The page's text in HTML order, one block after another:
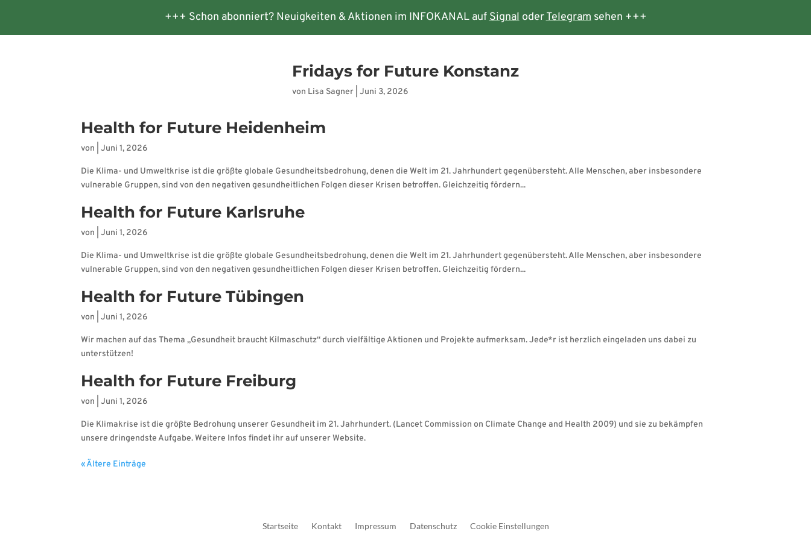
+++ Schon abonniert? Neuigkeiten & Aktionen im INFOKANAL aufSignaloderTelegramsehen +++
Fridays for Future Konstanz
von Lisa Sagner Juni 3, 2026
Health for Future Heidenheim
von |Juni 1, 2026
Die Klima- und Umweltkrise ist die größte globale Gesundheitsbedrohung, denen die Welt im 21. Jahrhundert gegenübersteht. Alle Menschen, aber insbesondere
vulnerable Gruppen, sind von den negativen gesundheitlichen Folgen dieser Krisen betroffen. Gleichzeitig fördern...
Health for Future Karlsruhe
von |Juni 1, 2026
Die Klima- und Umweltkrise ist die größte globale Gesundheitsbedrohung, denen die Welt im 21. Jahrhundert gegenübersteht. Alle Menschen, aber insbesondere
vulnerable Gruppen, sind von den negativen gesundheitlichen Folgen dieser Krisen betroffen. Gleichzeitig fördern...
Health for Future Tübingen
von |Juni 1, 2026
Wir machen auf das Thema „Gesundheit braucht Kilmaschutz“ durch vielfältige Aktionen und Projekte aufmerksam. Jede*r ist herzlich eingeladen uns dabei zu
unterstützen!
Health for Future Freiburg
von |Juni 1, 2026
Die Klimakrise ist die größte Bedrohung unserer Gesundheit im 21. Jahrhundert. (Lancet Commission on Climate Change and Health 2009) und sie zu bekämpfen
unsere dringendste Aufgabe. Weitere Infos findet ihr auf unserer Website.
« Ältere Einträge
Startseite Kontakt Impressum Datenschutz Cookie Einstellungen